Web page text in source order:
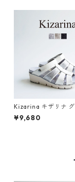
Kizarina キザリナ グ
モチーフ2WAY厚底グ
ダル KZ675
¥9,680